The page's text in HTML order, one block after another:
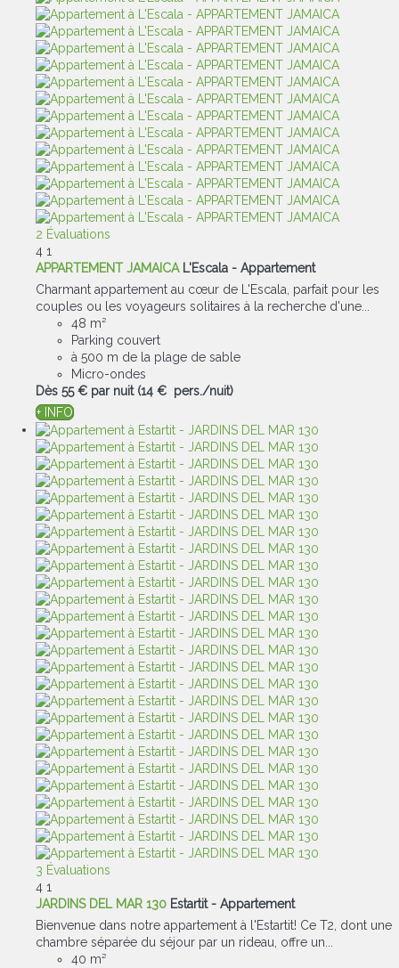
2 Évaluations
4 1
APPARTEMENT JAMAICA L'Escala - Appartement
Charmant appartement au cœur de L'Escala, parfait pour les
couples ou les voyageurs solitaires à la recherche d'une...
48 m²
Parking couvert
à 500 m de la plage de sable
Micro-ondes
Dès 55 € par nuit (14 € pers./nuit)
+ INFO
3 Évaluations
4 1
JARDINS DEL MAR 130 Estartit - Appartement
Bienvenue dans notre appartement à l'Estartit! Ce T2, dont une
chambre séparée du séjour par un rideau, offre un...
40 m²